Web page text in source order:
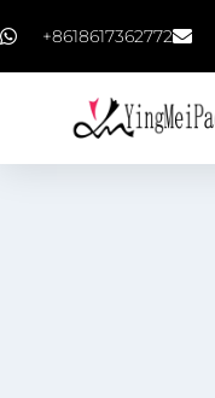
+8618617362772